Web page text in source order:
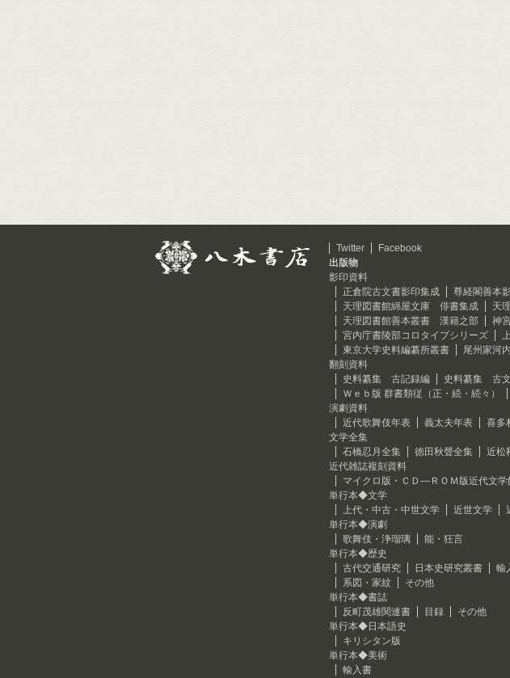
Twitter Facebook
出版物
影印資料
正倉院古文書影印集成
尊経閣善本
天理図書館綿屋文庫 俳書集成
天
天理図書館善本叢書 漢籍之部
神
宮内庁書陵部コロタイプシリーズ
東京大学史料編纂所叢書
尾州家河
翻刻資料
史料纂集 古記録編
史料纂集 古
Ｗｅｂ版 群書類従（正・続・続々）
演劇資料
近代歌舞伎年表
義太夫年表
喜多
文学全集
石橋忍月全集
徳田秋聲全集
近松
近代雑誌複刻資料
マイクロ版・ＣＤ―ＲＯＭ版近代文学
単行本◆文学
上代・中古・中世文学
近世文学
単行本◆演劇
歌舞伎・浄瑠璃
能・狂言
単行本◆歴史
古代交通研究
日本史研究叢書 輸
系図・家紋
その他
単行本◆書誌
反町茂雄関連書
目録
その他
単行本◆日本語史
キリシタン版
単行本◆美術
輸入書